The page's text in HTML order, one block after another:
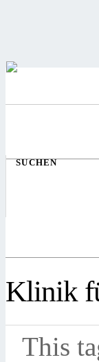
SUCHEN
Klinik
This